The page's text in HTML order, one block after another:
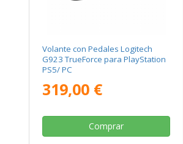
Volante con Pedales Logitech
G923 TrueForce para PlayStation
PS5/ PC
319,00 €
Comprar